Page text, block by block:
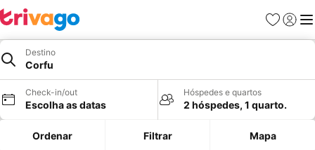
Favoritos
Iniciar
Destino
Corfu
Check-in/out
Escolha as datas
Hóspedes e quartos
2 hóspedes, 1 quarto.
Ordenar Filtrar Mapa